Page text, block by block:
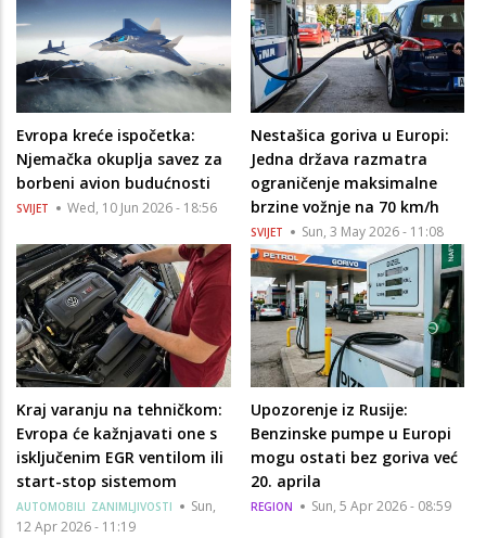
Evropa kreće ispočetka:
Njemačka okuplja savez za
borbeni avion budućnosti
SVIJET Wed, 10 Jun 2026 - 18:56
Nestašica goriva u Europi:
Jedna država razmatra
ograničenje maksimalne
brzine vožnje na 70 km/h
SVIJET Sun, 3 May 2026 - 11:08
Kraj varanju na tehničkom:
Evropa će kažnjavati one s
isključenim EGR ventilom ili
start-stop sistemom
AUTOMOBILI ZANIMLJIVOSTI
Sun,
12 Apr 2026 - 11:19
Upozorenje iz Rusije:
Benzinske pumpe u Europi
mogu ostati bez goriva već
20. aprila
REGION Sun, 5 Apr 2026 - 08:59